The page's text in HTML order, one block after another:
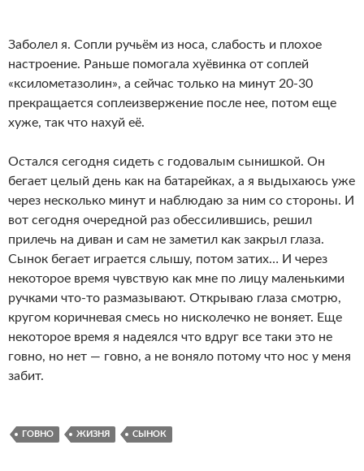
Заболел я. Сопли ручьём из носа, слабость и плохое
настроение. Раньше помогала хуёвинка от соплей
«ксилометазолин», а сейчас только на минут 20-30
прекращается соплеизвержение после нее, потом еще
хуже, так что нахуй её.
Остался сегодня сидеть с годовалым сынишкой. Он
бегает целый день как на батарейках, а я выдыхаюсь уже
через несколько минут и наблюдаю за ним со стороны. И
вот сегодня очередной раз обессилившись, решил
прилечь на диван и сам не заметил как закрыл глаза.
Сынок бегает играется слышу, потом затих… И через
некоторое время чувствую как мне по лицу маленькими
ручками что-то размазывают. Открываю глаза смотрю,
кругом коричневая смесь но нисколечко не воняет. Еще
некоторое время я надеялся что вдруг все таки это не
говно, но нет — говно, а не воняло потому что нос у меня
забит.
ГОВНО ЖИЗНЯ СЫНОК